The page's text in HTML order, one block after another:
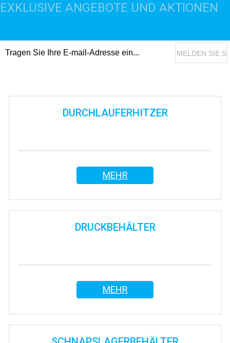
EXKLUSIVE ANGEBOTE UND AKTIONEN
DURCHLAUFERHITZER
MEHR
DRUCKBEHÄLTER
MEHR